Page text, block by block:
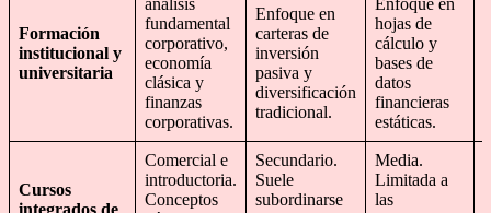
Formación
institucional y
universitaria
fundamental
corporativo,
economía
clásica y
finanzas
corporativas.
Enfoque en
carteras de
inversión
pasiva y
diversificación
tradicional.
hojas de
cálculo y
bases de
datos
financieras
estáticas.
Cursos
integrados de
Comercial e
introductoria.
Conceptos
Secundario.
Suele
subordinarse
Media.
Limitada a
las